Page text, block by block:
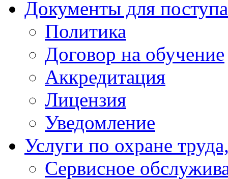
Документы для
Политика
Договор на обучение
Аккредитация
Лицензия
Уведомление
Услуги по охране
Сервисное